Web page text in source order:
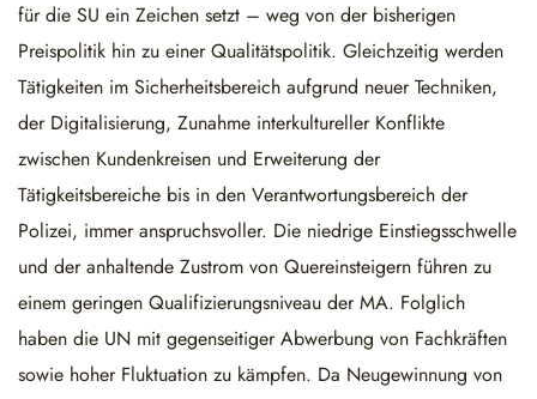
für die SU ein Zeichen setzt – weg von der bisherigen
Preispolitik hin zu einer Qualitätspolitik. Gleichzeitig werden
Tätigkeiten im Sicherheitsbereich aufgrund neuer Techniken,
der Digitalisierung, Zunahme interkultureller Konflikte
zwischen Kundenkreisen und Erweiterung der
Tätigkeitsbereiche bis in den Verantwortungsbereich der
Polizei, immer anspruchsvoller. Die niedrige Einstiegsschwelle
und der anhaltende Zustrom von Quereinsteigern führen zu
einem geringen Qualifizierungsniveau der MA. Folglich
haben die UN mit gegenseitiger Abwerbung von Fachkräften
sowie hoher Fluktuation zu kämpfen. Da Neugewinnung von